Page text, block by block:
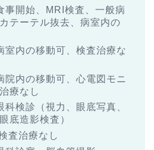
事開始、MRI検査、一般病
テーテル抜去、病室内の
室内の移動可、検査治療な
院内の移動可、心電図モニ
療なし
検診（視力、眼底写真、
底造影検査）
査治療なし